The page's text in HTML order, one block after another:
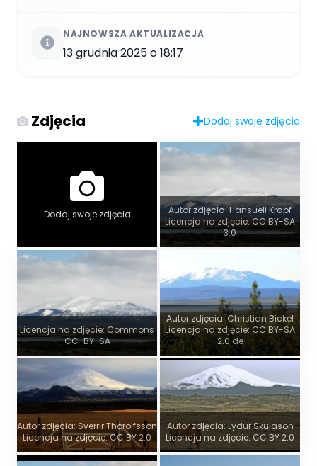
NAJNOWSZA AKTUALIZACJA
13 grudnia 2025 o 18:17
Zdjęcia Dodaj swoje zdjęcia
Dodaj swoje zdjęcia
Autor zdjęcia: Hansueli Krapf
Licencja na zdjęcie: CC BY-SA
3.0
Licencja na zdjęcie: Commons
CC-BY-SA
Autor zdjęcia: Christian Bickel
Licencja na zdjęcie: CC BY-SA
2.0 de
Autor zdjęcia: Sverrir Thorolfsson
Licencja na zdjęcie: CC BY 2.0
Autor zdjęcia: Lydur Skulason
Licencja na zdjęcie: CC BY 2.0